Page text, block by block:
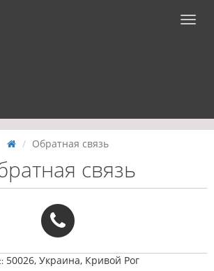
Обратная связь
связь
50026, Украина, Кривой Рог